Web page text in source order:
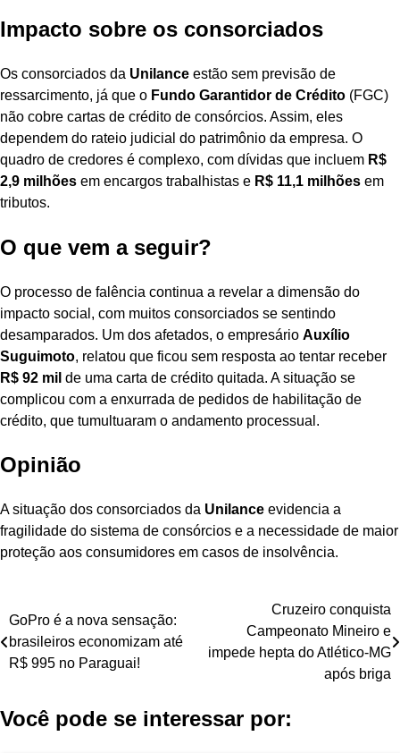
Impacto sobre os consorciados
Os consorciados da Unilance estão sem previsão de
ressarcimento, já que o Fundo Garantidor de Crédito (FGC)
não cobre cartas de crédito de consórcios. Assim, eles
dependem do rateio judicial do patrimônio da empresa. O
quadro de credores é complexo, com dívidas que incluem R$
2,9 milhões em encargos trabalhistas e R$ 11,1 milhões em
tributos.
O que vem a seguir?
O processo de falência continua a revelar a dimensão do
impacto social, com muitos consorciados se sentindo
desamparados. Um dos afetados, o empresário Auxílio
Suguimoto, relatou que ficou sem resposta ao tentar receber
R$ 92 mil de uma carta de crédito quitada. A situação se
complicou com a enxurrada de pedidos de habilitação de
crédito, que tumultuaram o andamento processual.
Opinião
A situação dos consorciados da Unilance evidencia a
fragilidade do sistema de consórcios e a necessidade de maior
proteção aos consumidores em casos de insolvência.
Navegação
de
GoPro é a nova sensação:
brasileiros economizam até
R$ 995 no Paraguai!
Cruzeiro conquista
Campeonato Mineiro e
impede hepta do Atlético-MG
após briga
Você pode se interessar por: